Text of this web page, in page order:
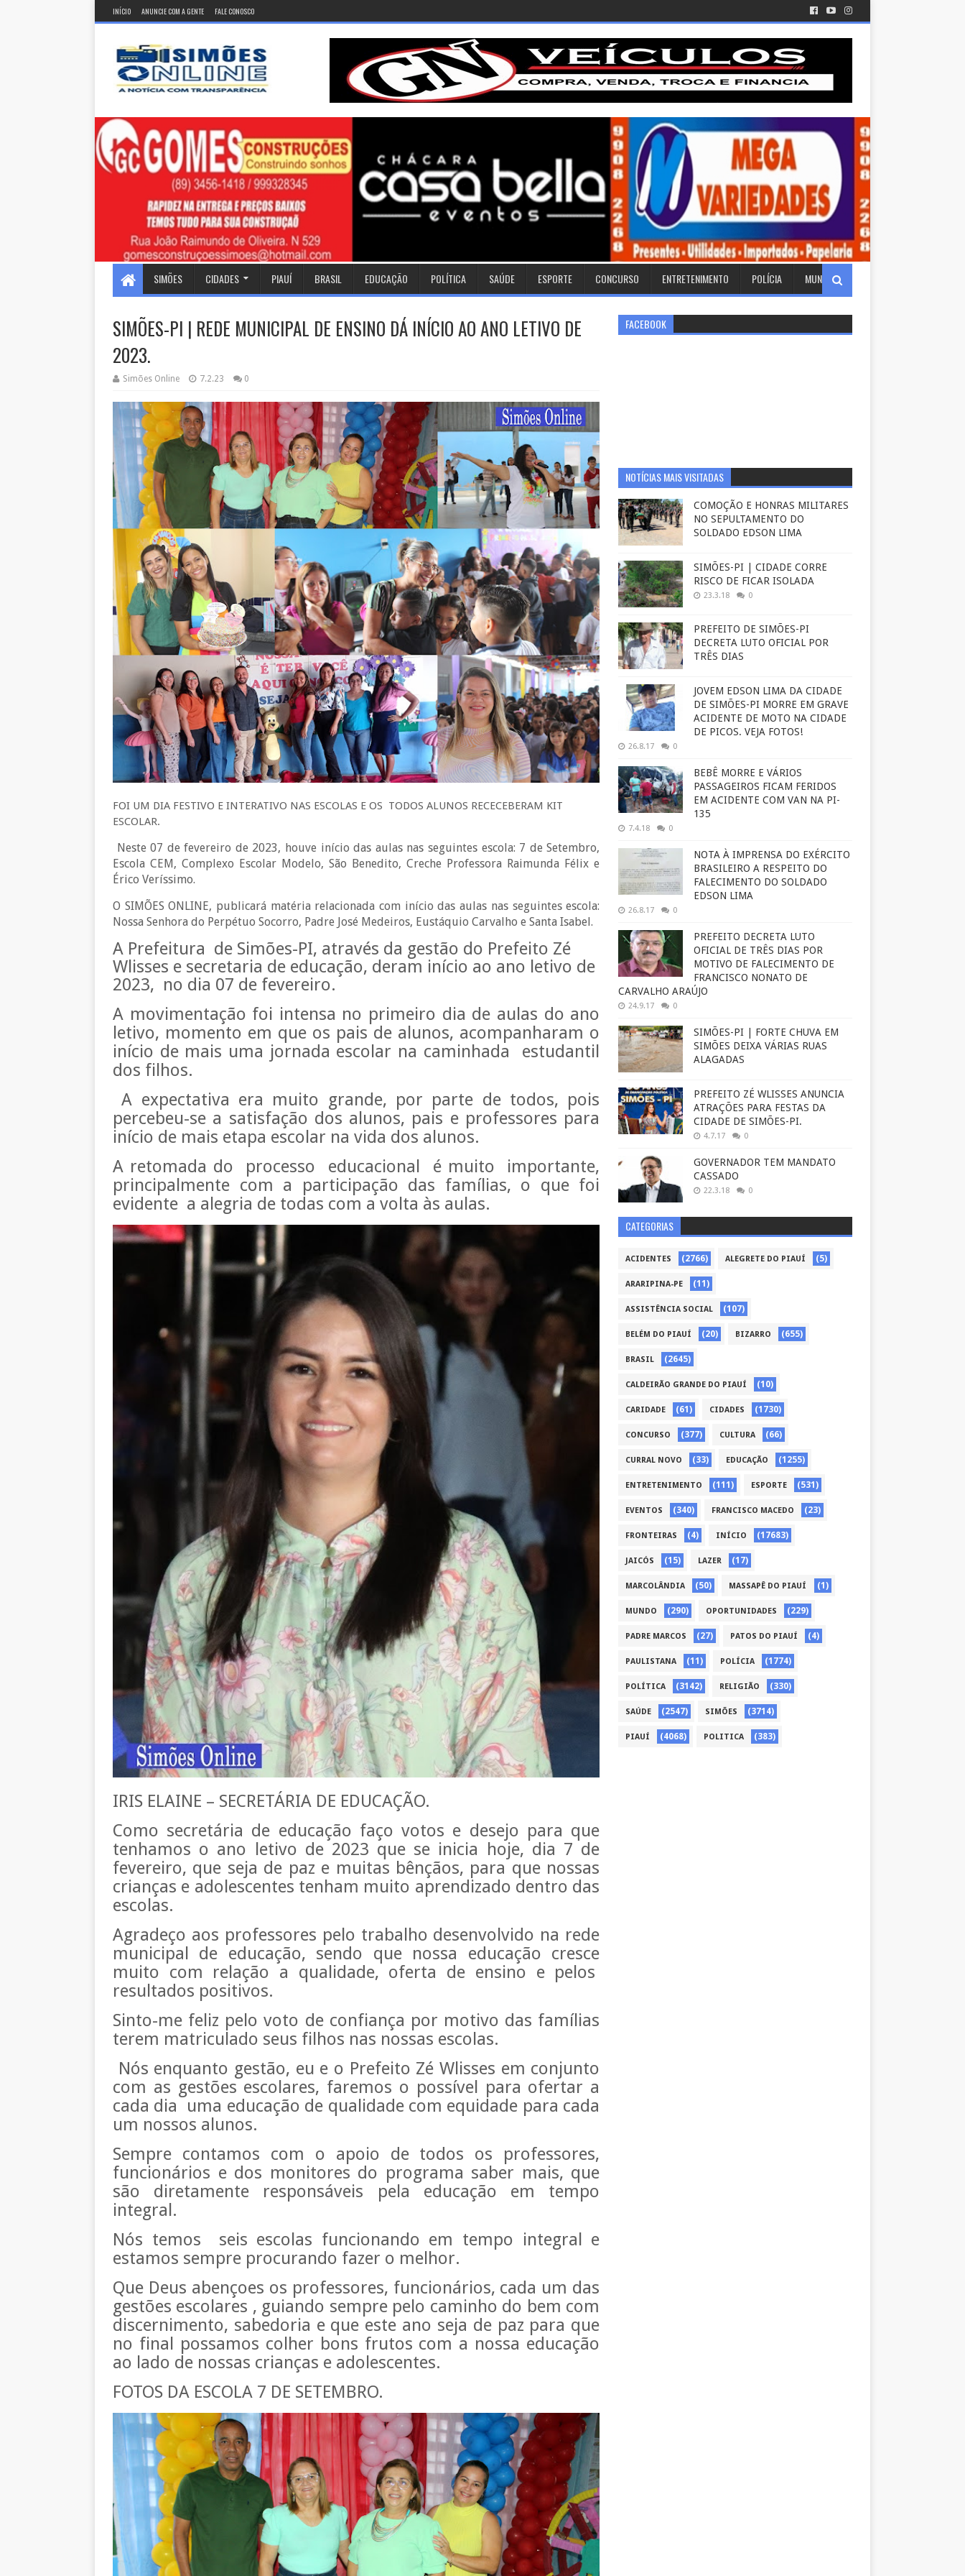
INÍCIO ANUNCIE COM A GENTE FALE CONOSCO
SIMÕES CIDADES PIAUÍ BRASIL EDUCAÇÃO POLÍTICA SAÚDE ESPORTE CONCURSO ENTRETENIMENTO POLÍCIA MUNDO
SIMÕES-PI | REDE MUNICIPAL DE ENSINO DÁ INÍCIO AO ANO LETIVO DE
2023.
Simões Online 7.2.23 0
FOI UM DIA FESTIVO E INTERATIVO NAS ESCOLAS E OS TODOS ALUNOS RECECEBERAM KIT
ESCOLAR.
Neste 07 de fevereiro de 2023, houve início das aulas nas seguintes escola: 7 de Setembro,
Escola CEM, Complexo Escolar Modelo, São Benedito, Creche Professora Raimunda Félix e
Érico Veríssimo.
O SIMÕES ONLINE, publicará matéria relacionada com início das aulas nas seguintes escola:
Nossa Senhora do Perpétuo Socorro, Padre José Medeiros, Eustáquio Carvalho e Santa Isabel.
A Prefeitura de Simões-PI, através da gestão do Prefeito Zé
Wlisses e secretaria de educação, deram início ao ano letivo de
2023, no dia 07 de fevereiro.
A movimentação foi intensa no primeiro dia de aulas do ano
letivo, momento em que os pais de alunos, acompanharam o
início de mais uma jornada escolar na caminhada estudantil
dos filhos.
A expectativa era muito grande, por parte de todos, pois
percebeu-se a satisfação dos alunos, pais e professores para
início de mais etapa escolar na vida dos alunos.
A retomada do processo educacional é muito importante,
principalmente com a participação das famílias, o que foi
evidente a alegria de todas com a volta às aulas.
IRIS ELAINE – SECRETÁRIA DE EDUCAÇÃO.
Como secretária de educação faço votos e desejo para que
tenhamos o ano letivo de 2023 que se inicia hoje, dia 7 de
fevereiro, que seja de paz e muitas bênçãos, para que nossas
crianças e adolescentes tenham muito aprendizado dentro das
escolas.
Agradeço aos professores pelo trabalho desenvolvido na rede
municipal de educação, sendo que nossa educação cresce
muito com relação a qualidade, oferta de ensino e pelos
resultados positivos.
Sinto-me feliz pelo voto de confiança por motivo das famílias
terem matriculado seus filhos nas nossas escolas.
Nós enquanto gestão, eu e o Prefeito Zé Wlisses em conjunto
com as gestões escolares, faremos o possível para ofertar a
cada dia uma educação de qualidade com equidade para cada
um nossos alunos.
Sempre contamos com o apoio de todos os professores,
funcionários e dos monitores do programa saber mais, que
são diretamente responsáveis pela educação em tempo
integral.
Nós temos seis escolas funcionando em tempo integral e
estamos sempre procurando fazer o melhor.
Que Deus abençoes os professores, funcionários, cada um das
gestões escolares , guiando sempre pelo caminho do bem com
discernimento, sabedoria e que este ano seja de paz para que
no final possamos colher bons frutos com a nossa educação
ao lado de nossas crianças e adolescentes.
FOTOS DA ESCOLA 7 DE SETEMBRO.
FACEBOOK
NOTÍCIAS MAIS VISITADAS
COMOÇÃO E HONRAS MILITARES
NO SEPULTAMENTO DO
SOLDADO EDSON LIMA
SIMÕES-PI | CIDADE CORRE
RISCO DE FICAR ISOLADA
23.3.18 0
PREFEITO DE SIMÕES-PI
DECRETA LUTO OFICIAL POR
TRÊS DIAS
JOVEM EDSON LIMA DA CIDADE
DE SIMÕES-PI MORRE EM GRAVE
ACIDENTE DE MOTO NA CIDADE
DE PICOS. VEJA FOTOS!
26.8.17 0
BEBÊ MORRE E VÁRIOS
PASSAGEIROS FICAM FERIDOS
EM ACIDENTE COM VAN NA PI-
135
7.4.18 0
NOTA À IMPRENSA DO EXÉRCITO
BRASILEIRO A RESPEITO DO
FALECIMENTO DO SOLDADO
EDSON LIMA
26.8.17 0
PREFEITO DECRETA LUTO
OFICIAL DE TRÊS DIAS POR
MOTIVO DE FALECIMENTO DE
FRANCISCO NONATO DE
CARVALHO ARAÚJO
24.9.17 0
SIMÕES-PI | FORTE CHUVA EM
SIMÕES DEIXA VÁRIAS RUAS
ALAGADAS
PREFEITO ZÉ WLISSES ANUNCIA
ATRAÇÕES PARA FESTAS DA
CIDADE DE SIMÕES-PI.
4.7.17 0
GOVERNADOR TEM MANDATO
CASSADO
22.3.18 0
CATEGORIAS
ACIDENTES (2766) ALEGRETE DO PIAUÍ (5)
ARARIPINA-PE (11)
ASSISTÊNCIA SOCIAL (107)
BELÉM DO PIAUÍ (20) BIZARRO (655)
BRASIL (2645)
CALDEIRÃO GRANDE DO PIAUÍ (10)
CARIDADE (61) CIDADES (1730)
CONCURSO (377) CULTURA (66)
CURRAL NOVO (33) EDUCAÇÃO (1255)
ENTRETENIMENTO (111) ESPORTE (531)
EVENTOS (340) FRANCISCO MACEDO (23)
FRONTEIRAS (4) INÍCIO (17683)
JAICÓS (15) LAZER (17)
MARCOLÂNDIA (50) MASSAPÊ DO PIAUÍ (1)
MUNDO (290) OPORTUNIDADES (229)
PADRE MARCOS (27) PATOS DO PIAUÍ (4)
PAULISTANA (11) POLÍCIA (1774)
POLÍTICA (3142) RELIGIÃO (330)
SAÚDE (2547) SIMÕES (3714)
PIAUÍ (4068) POLITICA (383)